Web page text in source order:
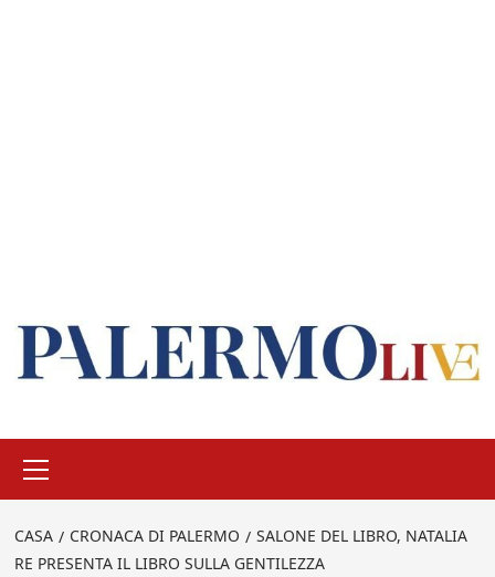
principale
CASA CRONACA DI PALERMO
SALONE DEL LIBRO, NATALIA
RE PRESENTA IL LIBRO SULLA GENTILEZZA